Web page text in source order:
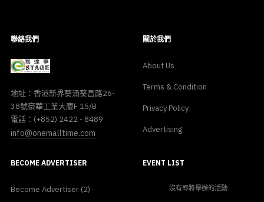
聯絡我們
地址：香港新界葵涌葵昌路26-
38號豪華工業大廈F 15/B
電話：(+852) 2422 - 8489
info@onemalltime.com
關於我們
About Us
Terms & Condition
Privacy Policy
Advertising
BECOME ADVERTISER
Become Advertiser (2)
EVENT LIST
沒有即將舉辦的活動